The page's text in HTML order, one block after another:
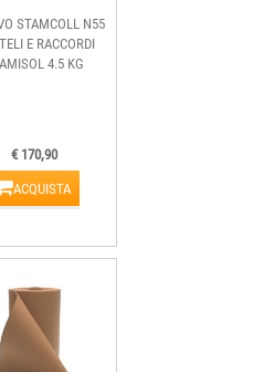
STAMCOLL N55
E RACCORDI
4.5 KG
€ 170,90
ACQUISTA